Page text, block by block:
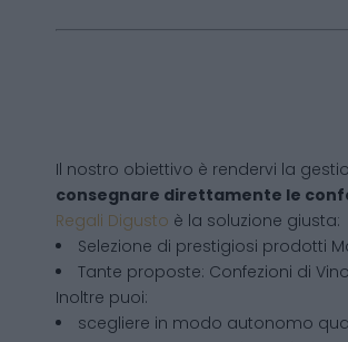
Il nostro obiettivo è rendervi la
consegnare direttamente le
Regali Digusto è la soluzione giusta:
Selezione di prestigiosi prodotti
Tante proposte: Confezioni di
Inoltre puoi:
scegliere in modo autonomo